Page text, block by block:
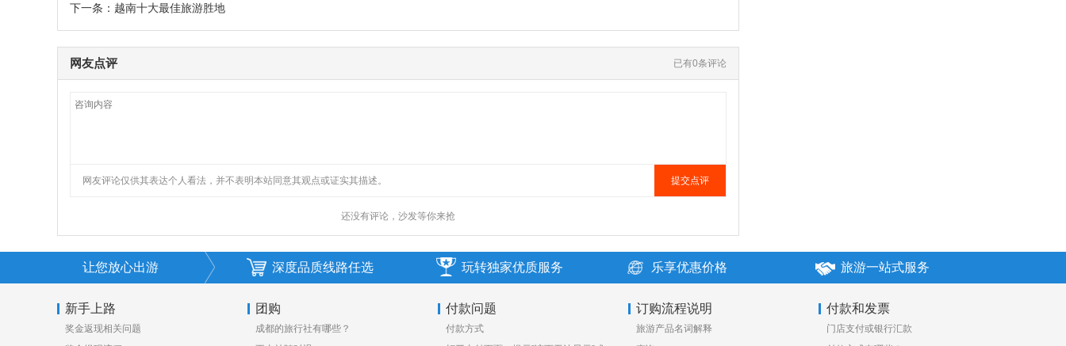
下一条： 越南十大最佳旅游胜地
让您放心出游 深度品质线路任选 玩转独家优质服务 乐享优惠价格 旅游一站式服务
新手上路
奖金返现相关问题
团购
成都的旅行社有哪些？
付款问题
付款方式
订购流程说明
旅游产品名词解释
付款和发票
门店支付或银行汇款